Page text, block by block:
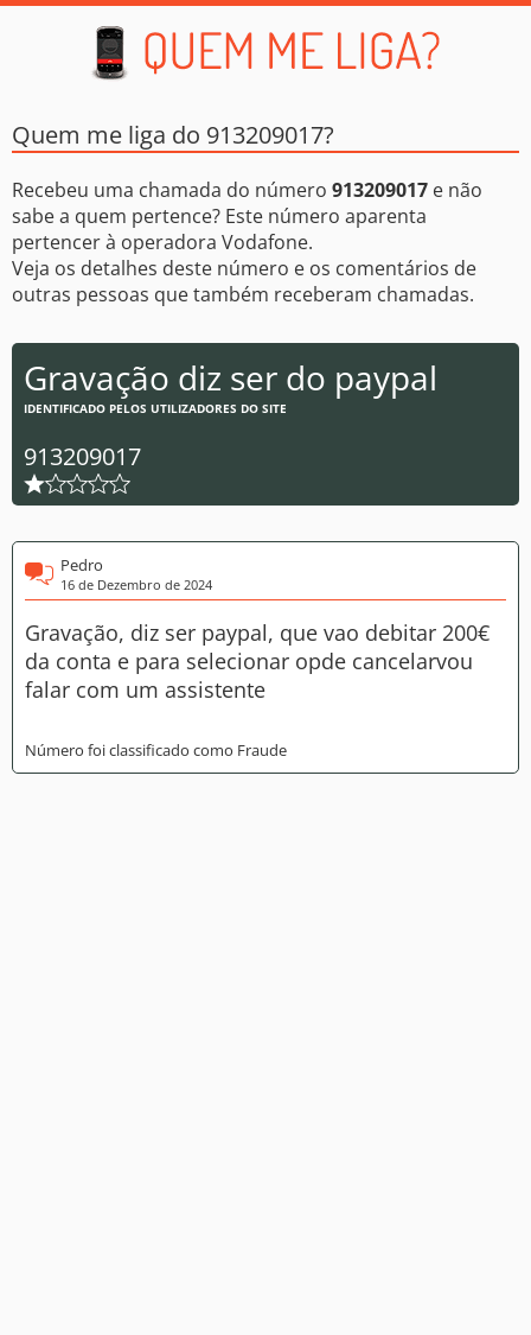
Quem me liga do 913209017?
Recebeu uma chamada do número 913209017 e não
sabe a quem pertence? Este número aparenta
pertencer à operadora Vodafone.
Veja os detalhes deste número e os comentários de
outras pessoas que também receberam chamadas.
Gravação diz ser do paypal
IDENTIFICADO PELOS UTILIZADORES DO SITE
913209017
Pedro
16 de Dezembro de 2024
Gravação, diz ser paypal, que vao debitar 200€
da conta e para selecionar opde cancelarvou
falar com um assistente
Número foi classificado como Fraude